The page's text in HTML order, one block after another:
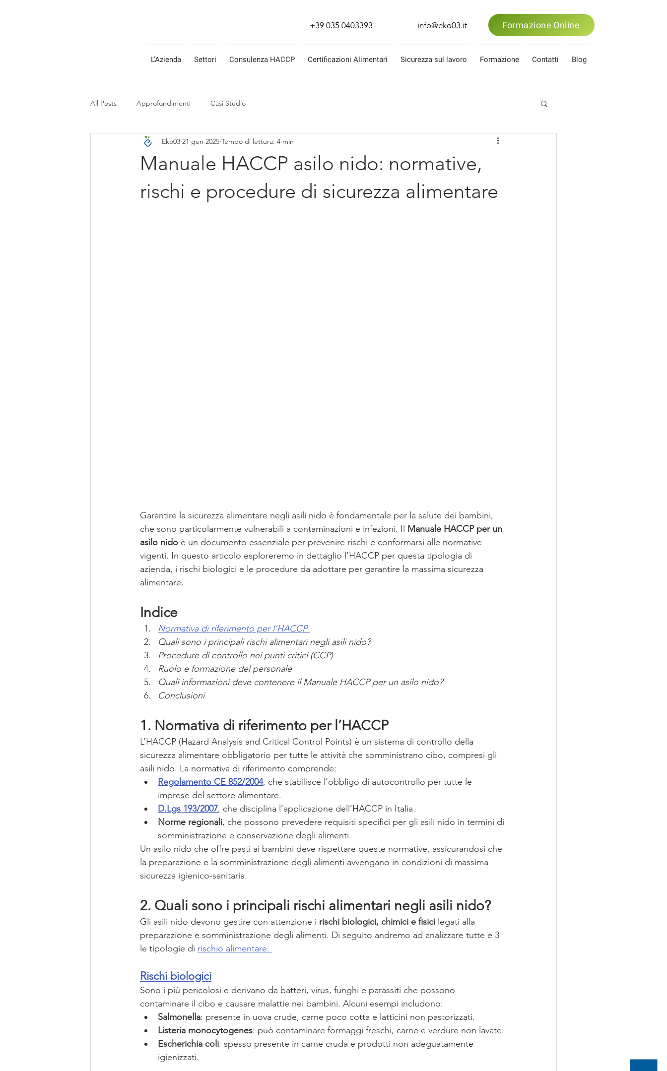
+39 035 0403393 info@eko03.it Formazione Online
L'Azienda Settori Consulenza HACCP Certificazioni Alimentari Sicurezza sul lavoro Formazione Contatti Blog
All Posts Approfondimenti Casi Studio
Manuale HACCP asilo nido: normative,
rischi e procedure di sicurezza alimentare
Eko03 21 gen 2025 Tempo di lettura: 4 min
Garantire la sicurezza alimentare negli asili nido è fondamentale per la salute dei bambini,
che sono particolarmente vulnerabili a contaminazioni e infezioni. Il Manuale HACCP per un
asilo nido è un documento essenziale per prevenire rischi e conformarsi alle normative
vigenti. In questo articolo esploreremo in dettaglio l’HACCP per questa tipologia di
azienda, i rischi biologici e le procedure da adottare per garantire la massima sicurezza
alimentare.
Indice
Normativa di riferimento per l’HACCP
Quali sono i principali rischi alimentari negli asili nido?
Procedure di controllo nei punti critici (CCP)
Ruolo e formazione del personale
Quali informazioni deve contenere il Manuale HACCP per un asilo nido?
Conclusioni
1. Normativa di riferimento per l’HACCP
L’HACCP (Hazard Analysis and Critical Control Points) è un sistema di controllo della
sicurezza alimentare obbligatorio per tutte le attività che somministrano cibo, compresi gli
asili nido. La normativa di riferimento comprende:
Regolamento CE 852/2004, che stabilisce l’obbligo di autocontrollo per tutte le
imprese del settore alimentare.
D.Lgs 193/2007, che disciplina l’applicazione dell’HACCP in Italia.
Norme regionali, che possono prevedere requisiti specifici per gli asili nido in termini di
somministrazione e conservazione degli alimenti.
Un asilo nido che offre pasti ai bambini deve rispettare queste normative, assicurandosi che
la preparazione e la somministrazione degli alimenti avvengano in condizioni di massima
sicurezza igienico-sanitaria.
2. Quali sono i principali rischi alimentari negli asili nido?
Gli asili nido devono gestire con attenzione i rischi biologici, chimici e fisici legati alla
preparazione e somministrazione degli alimenti. Di seguito andremo ad analizzare tutte e 3
le tipologie di rischio alimentare.
Rischi biologici
Sono i più pericolosi e derivano da batteri, virus, funghi e parassiti che possono
contaminare il cibo e causare malattie nei bambini. Alcuni esempi includono:
Salmonella: presente in uova crude, carne poco cotta e latticini non pastorizzati.
Listeria monocytogenes: può contaminare formaggi freschi, carne e verdure non lavate.
Escherichia coli: spesso presente in carne cruda e prodotti non adeguatamente
igienizzati.